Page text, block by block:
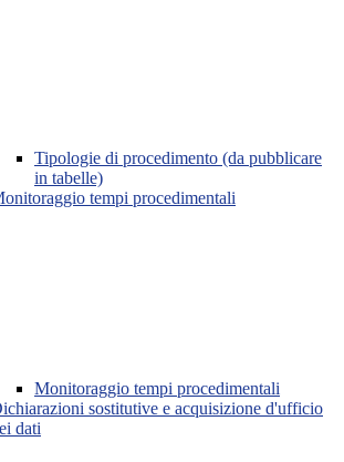
Tipologie di procedimento (da pubblicare
in tabelle)
tempi procedimentali
Monitoraggio tempi procedimentali
sostitutive e acquisizione d'ufficio
dati